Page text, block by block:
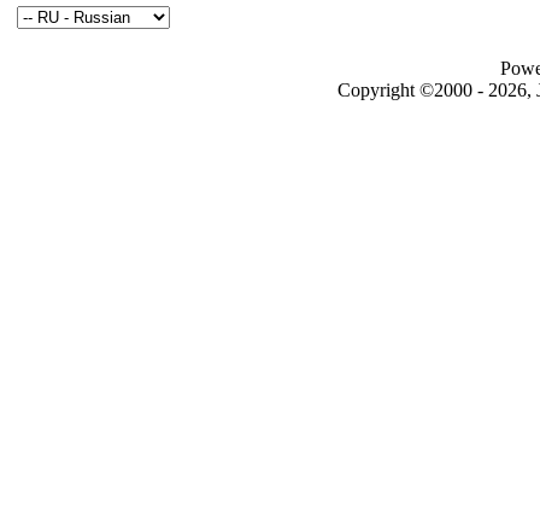
Copyright ©2000 - 2026,